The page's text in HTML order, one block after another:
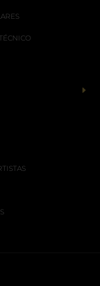
E